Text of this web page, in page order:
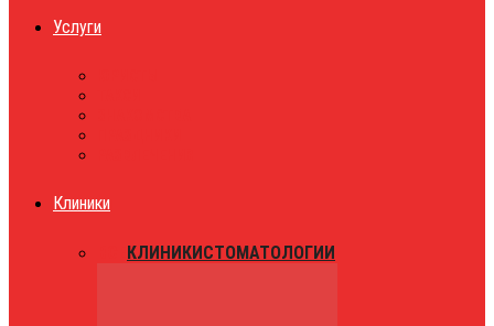
Услуги
Клиники
КЛИНИКИСТОМАТОЛОГИИ